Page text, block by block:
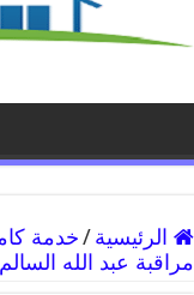
الرئيسية /
مراقبة عبد الله السالم